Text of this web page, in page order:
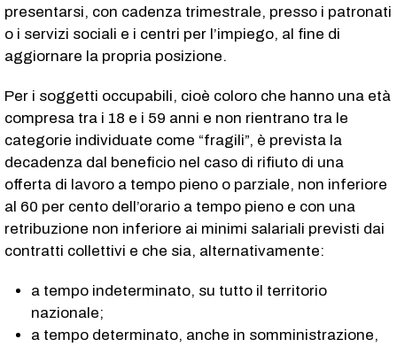
presentarsi, con cadenza trimestrale, presso i patronati
o i servizi sociali e i centri per l’impiego, al fine di
aggiornare la propria posizione.
Per i soggetti occupabili, cioè coloro che hanno una età
compresa tra i 18 e i 59 anni e non rientrano tra le
categorie individuate come “fragili”, è prevista la
decadenza dal beneficio nel caso di rifiuto di una
offerta di lavoro a tempo pieno o parziale, non inferiore
al 60 per cento dell’orario a tempo pieno e con una
retribuzione non inferiore ai minimi salariali previsti dai
contratti collettivi e che sia, alternativamente:
a tempo indeterminato, su tutto il territorio
nazionale;
a tempo determinato, anche in somministrazione,